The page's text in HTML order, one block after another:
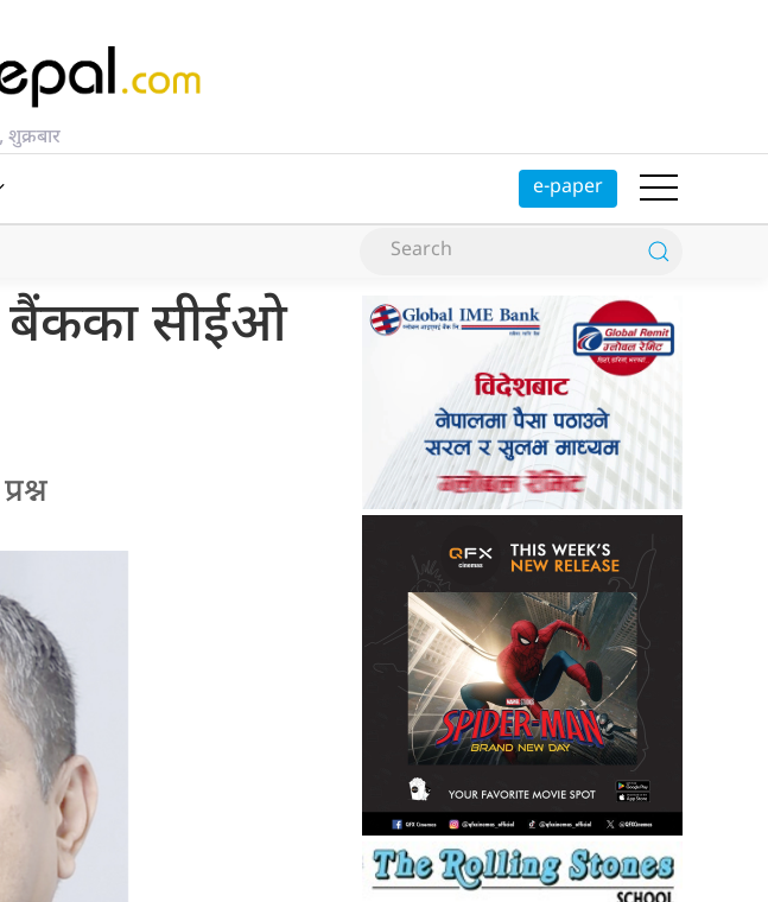
e-paper
बैंकका सीईओ